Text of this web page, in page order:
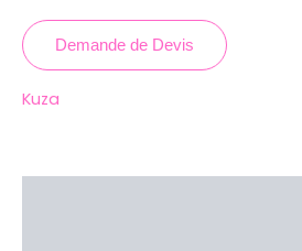
Demande de Devis
Kuza